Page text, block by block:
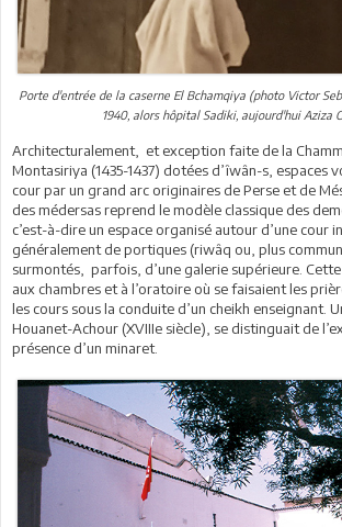
Porte d'entrée de la caserne El Bchamqiya (photo Victor
1940, alors hôpital Sadiki, aujourd'hui Aziza
Architecturalement, et exception faite de la
Montasiriya (1435-1437) dotées d’îwân-s, espaces
cour par un grand arc originaires de Perse et de
des médersas reprend le modèle classique des
c’est-à-dire un espace organisé autour d’une cour
généralement de portiques (riwâq ou, plus
surmontés, parfois, d’une galerie supérieure.
aux chambres et à l’oratoire où se faisaient les
les cours sous la conduite d’un cheikh enseignant.
Houanet-Achour (XVIIIe siècle), se distinguait de
présence d’un minaret.